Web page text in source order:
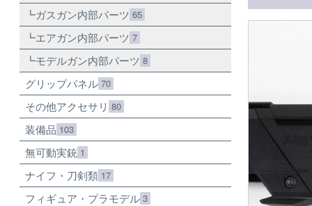
ガスガン内部パーツ 65
エアガン内部パーツ 7
モデルガン内部パーツ 8
グリップパネル 70
その他アクセサリ 80
装備品 103
無可動実銃 1
ナイフ・刀剣類 17
フィギュア・プラモデル 3